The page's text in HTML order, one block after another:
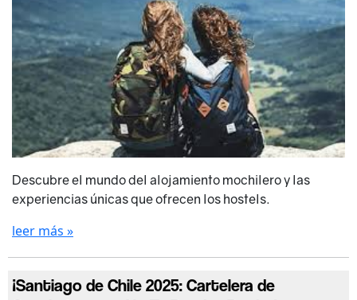
Descubre el mundo del alojamiento mochilero y las
experiencias únicas que ofrecen los hostels.
leer más »
¡Santiago de Chile 2025: Cartelera de